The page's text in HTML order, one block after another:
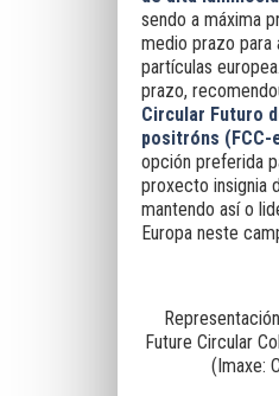
sendo a máxima
medio prazo para
partículas
prazo,
Circular Futuro
positróns (FCC-
opción preferida
proxecto insignia
mantendo así o
Europa neste
Future Circular
(Imaxe: